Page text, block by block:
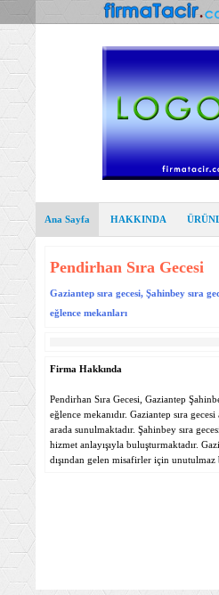
Ana Sayfa HAKKINDA
Pendirhan Sıra Gecesi
Gaziantep sıra gecesi, Şahinbey sıra
eğlence mekanları
Firma Hakkında
Pendirhan Sıra Gecesi, Gaziantep
eğlence mekanıdır. Gaziantep sıra
arada sunulmaktadır. Şahinbey sıra
hizmet anlayışıyla buluşturmaktadır.
dışından gelen misafirler için unutulmaz